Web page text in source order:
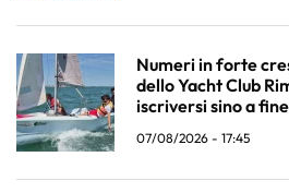
Numeri in forte
dello Yacht Club
iscriversi sino a
07/08/2026 - 17:45